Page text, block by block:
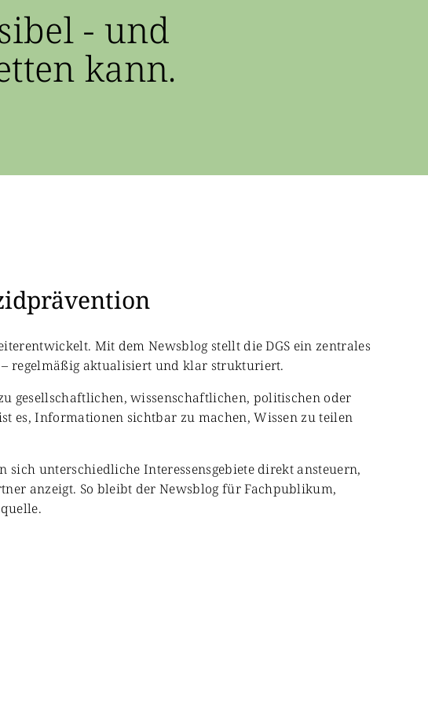
- und
kann.
Mit dem Newsblog stellt die DGS ein zentrales
regelmäßig aktualisiert und klar strukturiert.
gesellschaftlichen, wissenschaftlichen, politischen oder
es, Informationen sichtbar zu machen, Wissen zu teilen
unterschiedliche Interessensgebiete direkt ansteuern,
anzeigt. So bleibt der Newsblog für Fachpublikum,